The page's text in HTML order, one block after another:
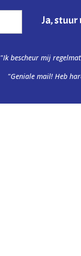
"Ik bescheur mij
"Geniale mail! Heb